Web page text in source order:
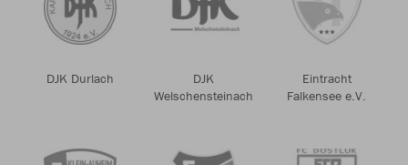
DJK Durlach
DJK
Welschensteinach
Eintracht
Falkensee e.V.